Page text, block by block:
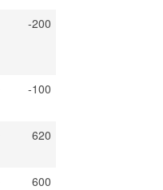
-200
-100
620
600